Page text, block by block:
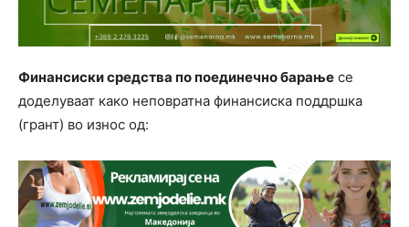
Финансиски средства по поединечно барање се
доделуваат како неповратна финансиска поддршка
(грант) во износ од: